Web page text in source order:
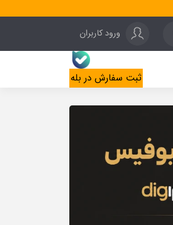
ورود کاربران
ثبت سفارش در بله